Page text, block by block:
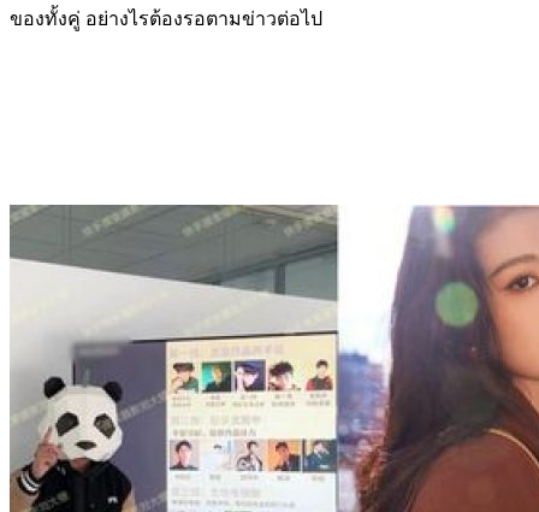
ของทั้งคู่ อย่างไรต้องรอตามข่าวต่อไป